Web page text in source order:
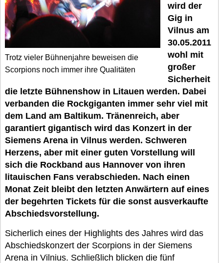
Trotz vieler Bühnenjahre beweisen die
Scorpions noch immer ihre Qualitäten
wird der
Gig in
Vilnus am
30.05.2011
wohl mit
großer
Sicherheit
die letzte Bühnenshow in Litauen werden. Dabei
verbanden die Rockgiganten immer sehr viel mit
dem Land am Baltikum. Tränenreich, aber
garantiert gigantisch wird das Konzert in der
Siemens Arena in Vilnus werden. Schweren
Herzens, aber mit einer guten Vorstellung will
sich die Rockband aus Hannover von ihren
litauischen Fans verabschieden. Nach einen
Monat Zeit bleibt den letzten Anwärtern auf eines
der begehrten Tickets für die sonst ausverkaufte
Abschiedsvorstellung.
Sicherlich eines der Highlights des Jahres wird das
Abschiedskonzert der Scorpions in der Siemens
Arena in Vilnius. Schließlich blicken die fünf